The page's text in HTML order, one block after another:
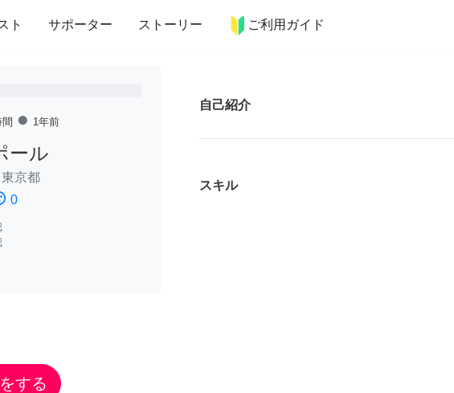
ト サポーター ストーリー ご利用ガイド
インテリア 趣味・習い事 ペット 料理
fiber_manual_record 1年前
ール
東京都
0
する
自己紹介
スキル